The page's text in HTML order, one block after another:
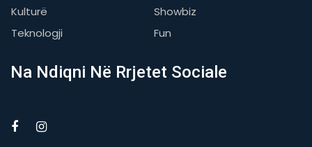
Kulturë
Showbiz
Teknologji
Fun
Na Ndiqni Në Rrjetet Sociale